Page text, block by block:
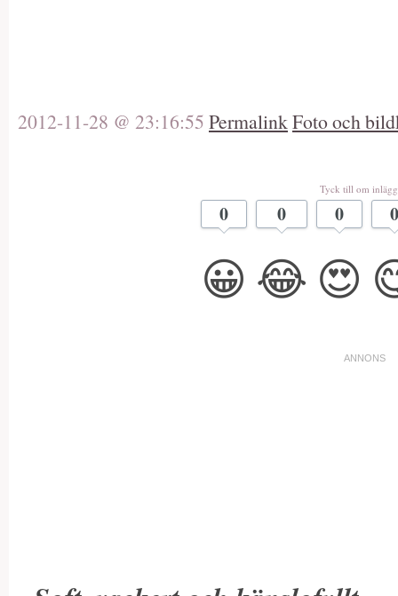
2012-11-28 @ 23:16:55 PermalinkFoto och
Tyck till om
0
😀
0
😂
0
😍
0